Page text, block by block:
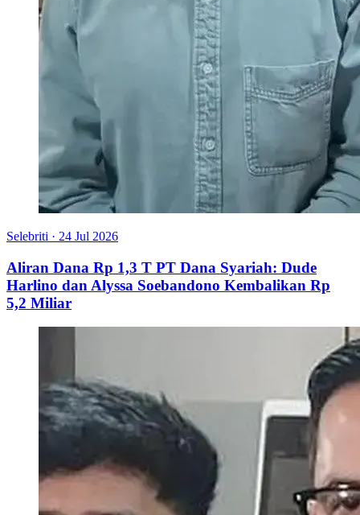
Selebriti · 24 Jul 2026
Aliran Dana Rp 1,3 T PT Dana Syariah: Dude
Harlino dan Alyssa Soebandono Kembalikan Rp
5,2 Miliar